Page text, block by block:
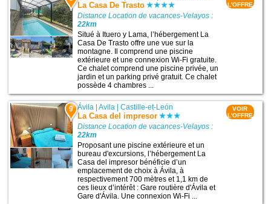
La Casa De Trasto
Distance Location de vacances-Velayos :
22km
Situé à Ituero y Lama, l’hébergement La
Casa De Trasto offre une vue sur la
montagne. Il comprend une piscine
extérieure et une connexion Wi-Fi gratuite.
Ce chalet comprend une piscine privée, un
jardin et un parking privé gratuit. Ce chalet
possède 4 chambres ...
L'OFFRE
9 Ávila |Avila |Castille-et-León
La Casa del impresor
Distance Location de vacances-Velayos :
22km
Proposant une piscine extérieure et un
bureau d'excursions, l’hébergement La
Casa del impresor bénéficie d’un
emplacement de choix à Ávila, à
respectivement 700 mètres et 1,1 km de
ces lieux d’intérêt : Gare routière d'Ávila et
Gare d'Ávila. Une connexion Wi-Fi ...
VOIR
L'OFFRE